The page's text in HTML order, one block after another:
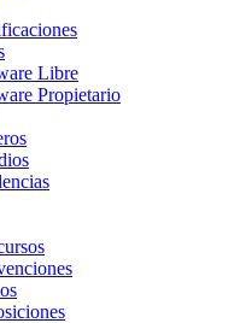
Libre
Propietario